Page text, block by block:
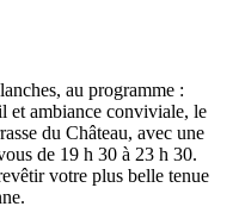
au programme :
et ambiance conviviale, le
du Château, avec une
de 19 h 30 à 23 h 30.
votre plus belle tenue